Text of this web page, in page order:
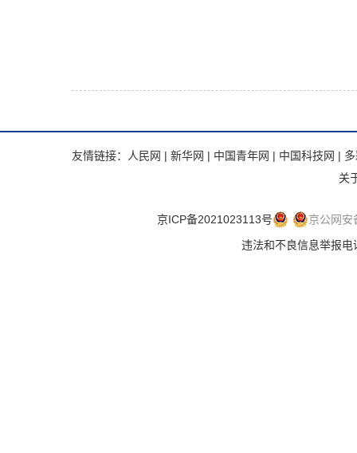
友情链接： 人民网 | 新华网 | 中国青年网 | 中国科技网 |
关
京ICP备2021023113号
京公网
违法和不良信息举报